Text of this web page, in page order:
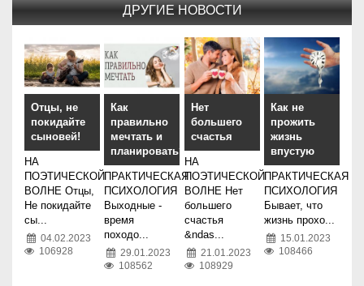
ДРУГИЕ НОВОСТИ
Отцы, не
покидайте
сыновей!
НА
ПОЭТИЧЕСКОЙ
ВОЛНЕ Отцы,
Не покидайте
сы...
04.02.2023
106928
Как
правильно
мечтать и
планировать?
ПРАКТИЧЕСКАЯ
ПСИХОЛОГИЯ
Выходные -
время
походо...
29.01.2023
108562
Нет
большего
счастья
НА
ПОЭТИЧЕСКОЙ
ВОЛНЕ Нет
большего
счастья
&ndas...
21.01.2023
108929
Как не
прожить
жизнь
впустую
ПРАКТИЧЕСКАЯ
ПСИХОЛОГИЯ
Бывает, что
жизнь прохо...
15.01.2023
108466